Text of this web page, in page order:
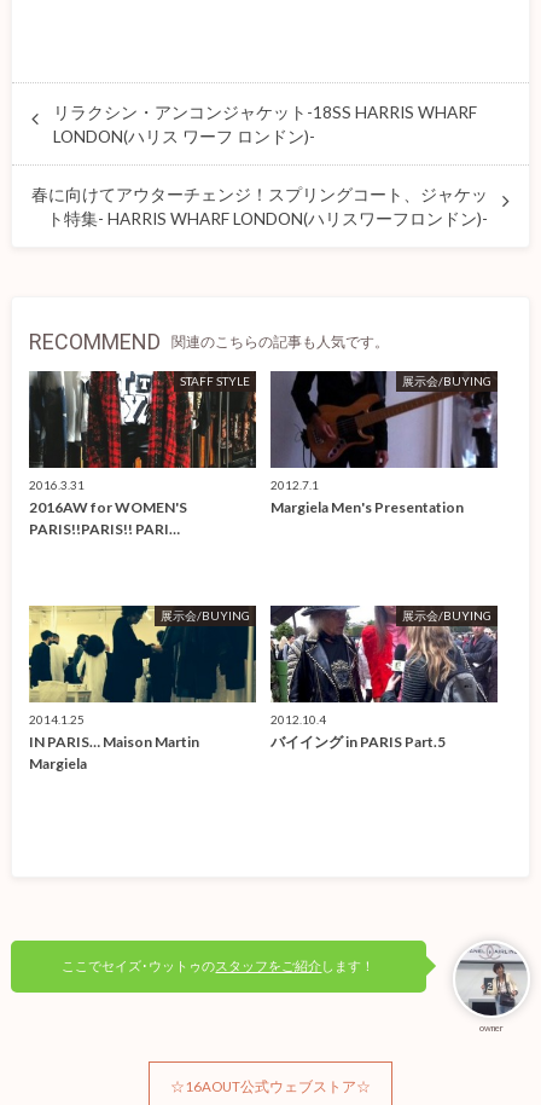
リラクシン・アンコンジャケット-18SS HARRIS WHARF
LONDON(ハリス ワーフ ロンドン)-
春に向けてアウターチェンジ！スプリングコート、ジャケッ
ト特集- HARRIS WHARF LONDON(ハリスワーフロンドン)-
RECOMMEND 関連のこちらの記事も人気です。
STAFF STYLE
2016.3.31
2016AW for WOMEN'S
PARIS!!PARIS!! PARI…
展示会/BUYING
2012.7.1
Margiela Men's Presentation
展示会/BUYING
2014.1.25
IN PARIS… Maison Martin
Margiela
展示会/BUYING
2012.10.4
バイイング in PARIS Part.5
owner
ここでセイズ･ウットゥのスタッフをご紹介します！
☆16AOUT公式ウェブストア☆